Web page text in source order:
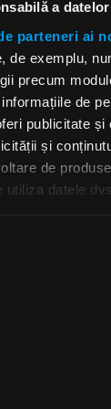
a
parteneri ai
de exemplu,
precum
de
publicitate și
și
de
datele dvs.
informațiile
configurați-vă
Hellyeah:
Mayorga
Roy
locul lui
JOI, 9 MAI